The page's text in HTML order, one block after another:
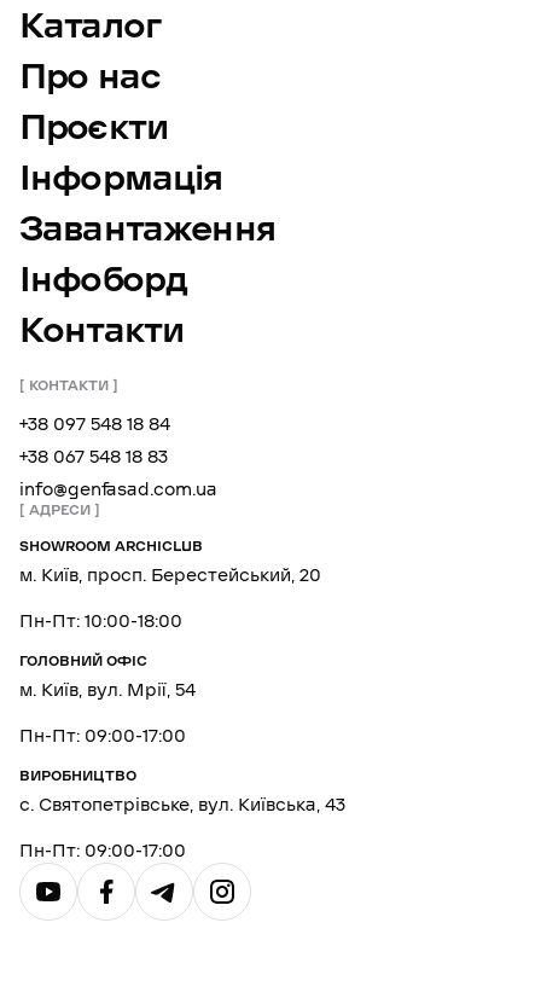
Каталог
Про нас
Проєкти
Інформація
Завантаження
Інфоборд
Контакти
КОНТАКТИ
+38 097 548 18 84
+38 067 548 18 83
info@genfasad.com.ua
АДРЕСИ
SHOWROOM ARCHICLUB
м. Київ, просп. Берестейський, 20
Пн-Пт: 10:00-18:00
ГОЛОВНИЙ ОФІС
м. Київ, вул. Мрії, 54
Пн-Пт: 09:00-17:00
ВИРОБНИЦТВО
с. Святопетрівське, вул. Київська, 43
Пн-Пт: 09:00-17:00